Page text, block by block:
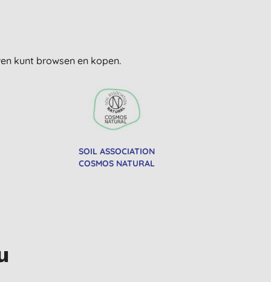
kunt browsen en kopen.
SOIL ASSOCIATION
COSMOS NATURAL